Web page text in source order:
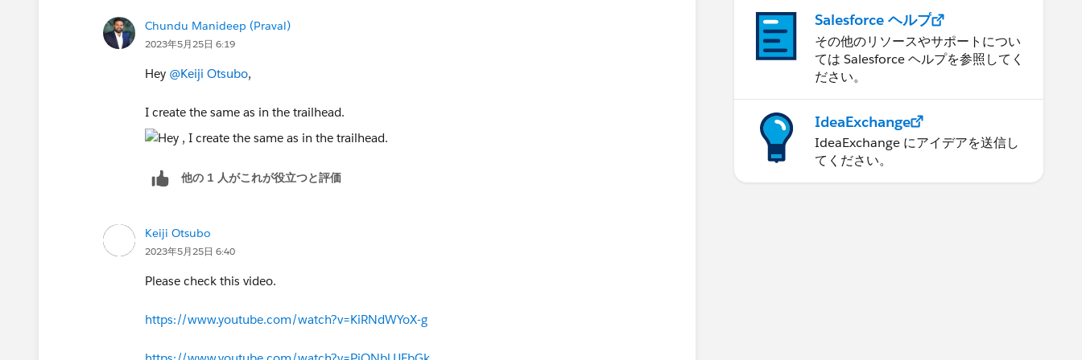
Chundu Manideep (Praval)
2023年5月25日 6:19
Hey @Keiji Otsubo,
I create the same as in the trailhead.
他の 1 人がこれが役立つと評価
Keiji Otsubo
2023年5月25日 6:40
Please check this video.
https://www.youtube.com/watch?v=KiRNdWYoX-g
Salesforce ヘルプ
その他のリソースやサポートについ
ては Salesforce ヘルプを参照してく
ださい。
IdeaExchange
IdeaExchange にアイデアを送信し
てください。